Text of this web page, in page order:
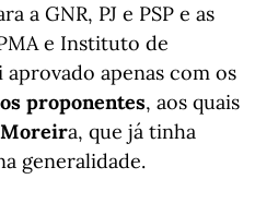
a GNR, PJ e PSP e as
e Instituto de
apenas com os
proponentes, aos quais
Moreira, que já tinha
generalidade.